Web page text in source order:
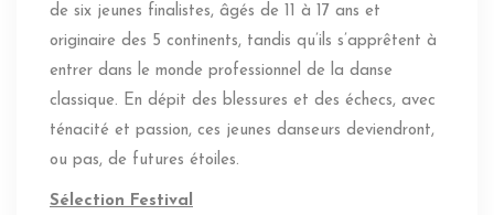
de six jeunes finalistes, âgés de 11 à 17 ans et
originaire des 5 continents, tandis qu’ils s’apprêtent à
entrer dans le monde professionnel de la danse
classique. En dépit des blessures et des échecs, avec
ténacité et passion, ces jeunes danseurs deviendront,
ou pas, de futures étoiles.
Sélection Festival